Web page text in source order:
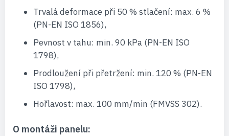
Trvalá deformace při 50 % stlačení: max. 6 %
(PN-EN ISO 1856),
Pevnost v tahu: min. 90 kPa (PN-EN ISO
1798),
Prodloužení při přetržení: min. 120 % (PN-EN
ISO 1798),
Hořlavost: max. 100 mm/min (FMVSS 302).
O montáži panelu: